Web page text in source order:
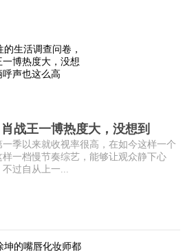
战王一博热度大，没想到
季以来就收视率很高，在如今这样一个
一档慢节奏综艺，能够让观众静下心
过自从上一...